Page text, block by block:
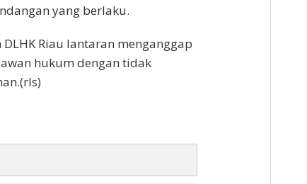
yang berlaku.
DLHK Riau lantaran menganggap
hukum dengan tidak